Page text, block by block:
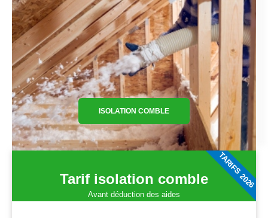
ISOLATION COMBLE
Tarif isolation comble
Avant déduction des aides
TARIFS 2026